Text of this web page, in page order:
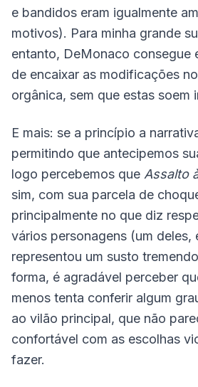
e bandidos eram igualmente
motivos). Para minha grande
entanto, DeMonaco consegue
de encaixar as modificações
orgânica, sem que estas soem
E mais: se a princípio a
permitindo que antecipemos
logo percebemos que Assalto
sim, com sua parcela de
principalmente no que diz
vários personagens (um deles,
representou um susto
forma, é agradável perceber
menos tenta conferir algum
ao vilão principal, que não
confortável com as escolhas
fazer.